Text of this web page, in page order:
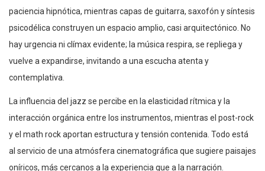
paciencia hipnótica, mientras capas de guitarra, saxofón y síntesis
psicodélica construyen un espacio amplio, casi arquitectónico. No
hay urgencia ni clímax evidente; la música respira, se repliega y
vuelve a expandirse, invitando a una escucha atenta y
contemplativa.
La influencia del jazz se percibe en la elasticidad rítmica y la
interacción orgánica entre los instrumentos, mientras el post-rock
y el math rock aportan estructura y tensión contenida. Todo está
al servicio de una atmósfera cinematográfica que sugiere paisajes
oníricos, más cercanos a la experiencia que a la narración.